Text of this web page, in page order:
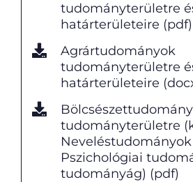
tudományterületre
határterületeire (pdf)
Agrártudományok
tudományterületre
határterületeire
tudományterületre
Neveléstudományok
Pszichológiai
tudományág) (pdf)